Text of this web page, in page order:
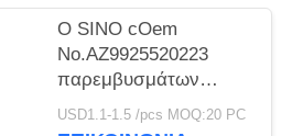
Ο SINO cOem
No.AZ9925520223
παρεμβυσμάτων
ελαίου άξονων
ισορροπίας HOWO
USD1.1-1.5 /pcs MOQ:20 PC